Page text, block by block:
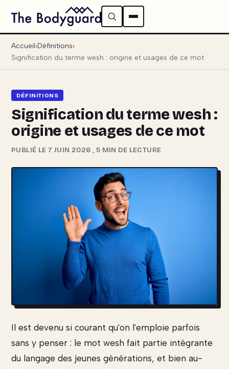
Accueil Définitions
Signification du terme wesh : origine et usages de ce mot
DÉFINITIONS
Signification du terme wesh :
origine et usages de ce mot
PUBLIÉ LE 7 JUIN 2026 , 5 MIN DE LECTURE
Il est devenu si courant qu'on l'emploie parfois
sans y penser : le mot wesh fait partie intégrante
du langage des jeunes générations, et bien au-